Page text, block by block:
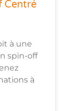
Centré
à une
spin-off
à